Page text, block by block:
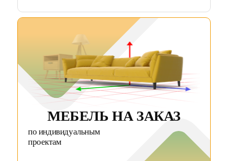
МЕБЕЛЬ НА ЗАКАЗ
по индивидуальным
проектам